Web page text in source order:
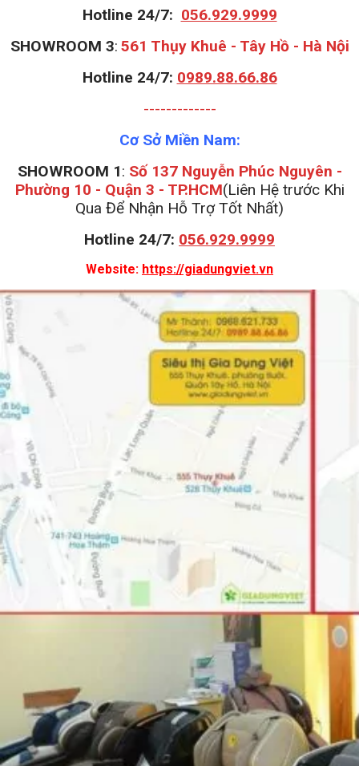
Hotline 24/7: 056.929.9999
SHOWROOM 3: 561 Thụy Khuê - Tây Hồ - Hà Nội
Hotline 24/7: 0989.88.66.86
-------------
Cơ Sở Miền Nam:
SHOWROOM 1: Số 137 Nguyễn Phúc Nguyên -
Phường 10 - Quận 3 - TP.HCM(Liên Hệ trước Khi
Qua Để Nhận Hỗ Trợ Tốt Nhất)
Hotline 24/7: 056.929.9999
Website: https://giadungviet.vn